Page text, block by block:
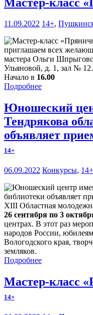
11.09.2022 14+,
приглашаем всех
мастера Ольги
Ульяновой, д. 1, зал № 12.
Начало в 16.00
Подробнее
Юношеский
Тендрякова
объявляет
14+
06.09.2022 Конкурсы, 14+
XIII Областная
26 сентября по 3
центрах. В этот раз
народов России,
Вологодского края,
земляков.
Подробнее
Мастер-класс
14+